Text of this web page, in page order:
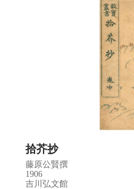
拾芥抄
藤原公賢撰
1906
吉川弘文館